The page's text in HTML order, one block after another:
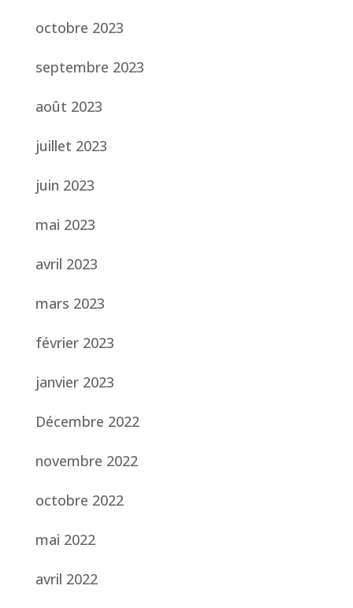
octobre 2023
septembre 2023
août 2023
juillet 2023
juin 2023
mai 2023
avril 2023
mars 2023
février 2023
janvier 2023
Décembre 2022
novembre 2022
octobre 2022
mai 2022
avril 2022